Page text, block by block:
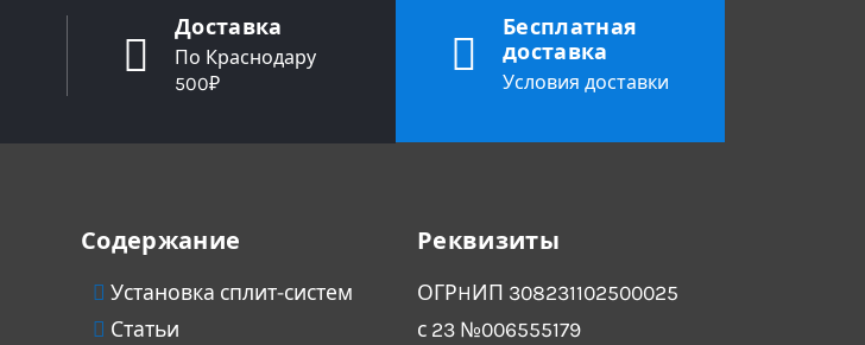
Доставка
По Краснодару
500₽
Бесплатная
доставка
Условия доставки
Содержание
Установка сплит-систем
Статьи
Реквизиты
ОГРHИП 308231102500025
с 23 №006555179